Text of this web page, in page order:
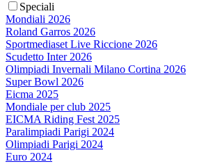
Speciali
Mondiali 2026
Roland Garros 2026
Sportmediaset Live Riccione 2026
Scudetto Inter 2026
Olimpiadi Invernali Milano Cortina 2026
Super Bowl 2026
Eicma 2025
Mondiale per club 2025
EICMA Riding Fest 2025
Paralimpiadi Parigi 2024
Olimpiadi Parigi 2024
Euro 2024